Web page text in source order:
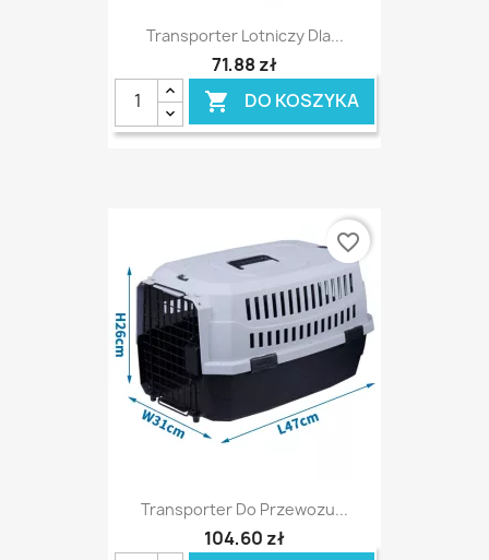
Transporter Lotniczy Dla...
71,88 zł
 DO KOSZYKA
Transporter Do Przewozu...
104,60 zł
favorite_border